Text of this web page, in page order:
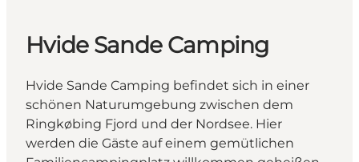
Hvide Sande Camping
Hvide Sande Camping befindet sich in einer
schönen Naturumgebung zwischen dem
Ringkøbing Fjord und der Nordsee. Hier
werden die Gäste auf einem gemütlichen